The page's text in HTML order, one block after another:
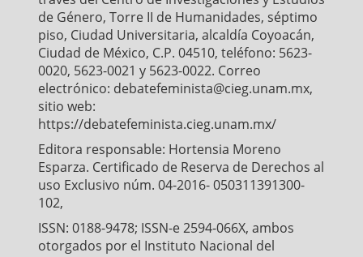
de Género, Torre II de Humanidades, séptimo
piso, Ciudad Universitaria, alcaldía Coyoacán,
Ciudad de México, C.P. 04510, teléfono: 5623-
0020, 5623-0021 y 5623-0022. Correo
electrónico: debatefeminista@cieg.unam.mx,
sitio web:
https://debatefeminista.cieg.unam.mx/
Editora responsable: Hortensia Moreno
Esparza. Certificado de Reserva de Derechos al
uso Exclusivo núm. 04-2016- 050311391300-
102,
ISSN: 0188-9478; ISSN-e 2594-066X, ambos
otorgados por el Instituto Nacional del